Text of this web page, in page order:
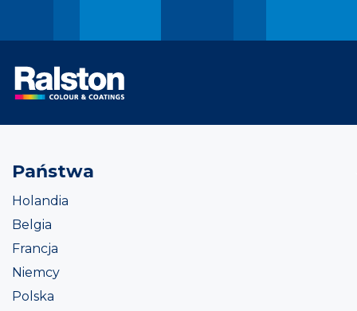
Państwa
Holandia
Belgia
Francja
Niemcy
Polska